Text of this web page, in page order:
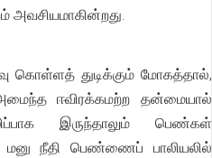
அவசியமாகின்றது.
கொள்ளத் துடிக்கும் மோகத்தால்,
ஈவிரக்கமற்ற தன்மையால்
இருந்தாலும் பெண்கள்
மனு நீதி பெண்ணைப் பாலியலில்